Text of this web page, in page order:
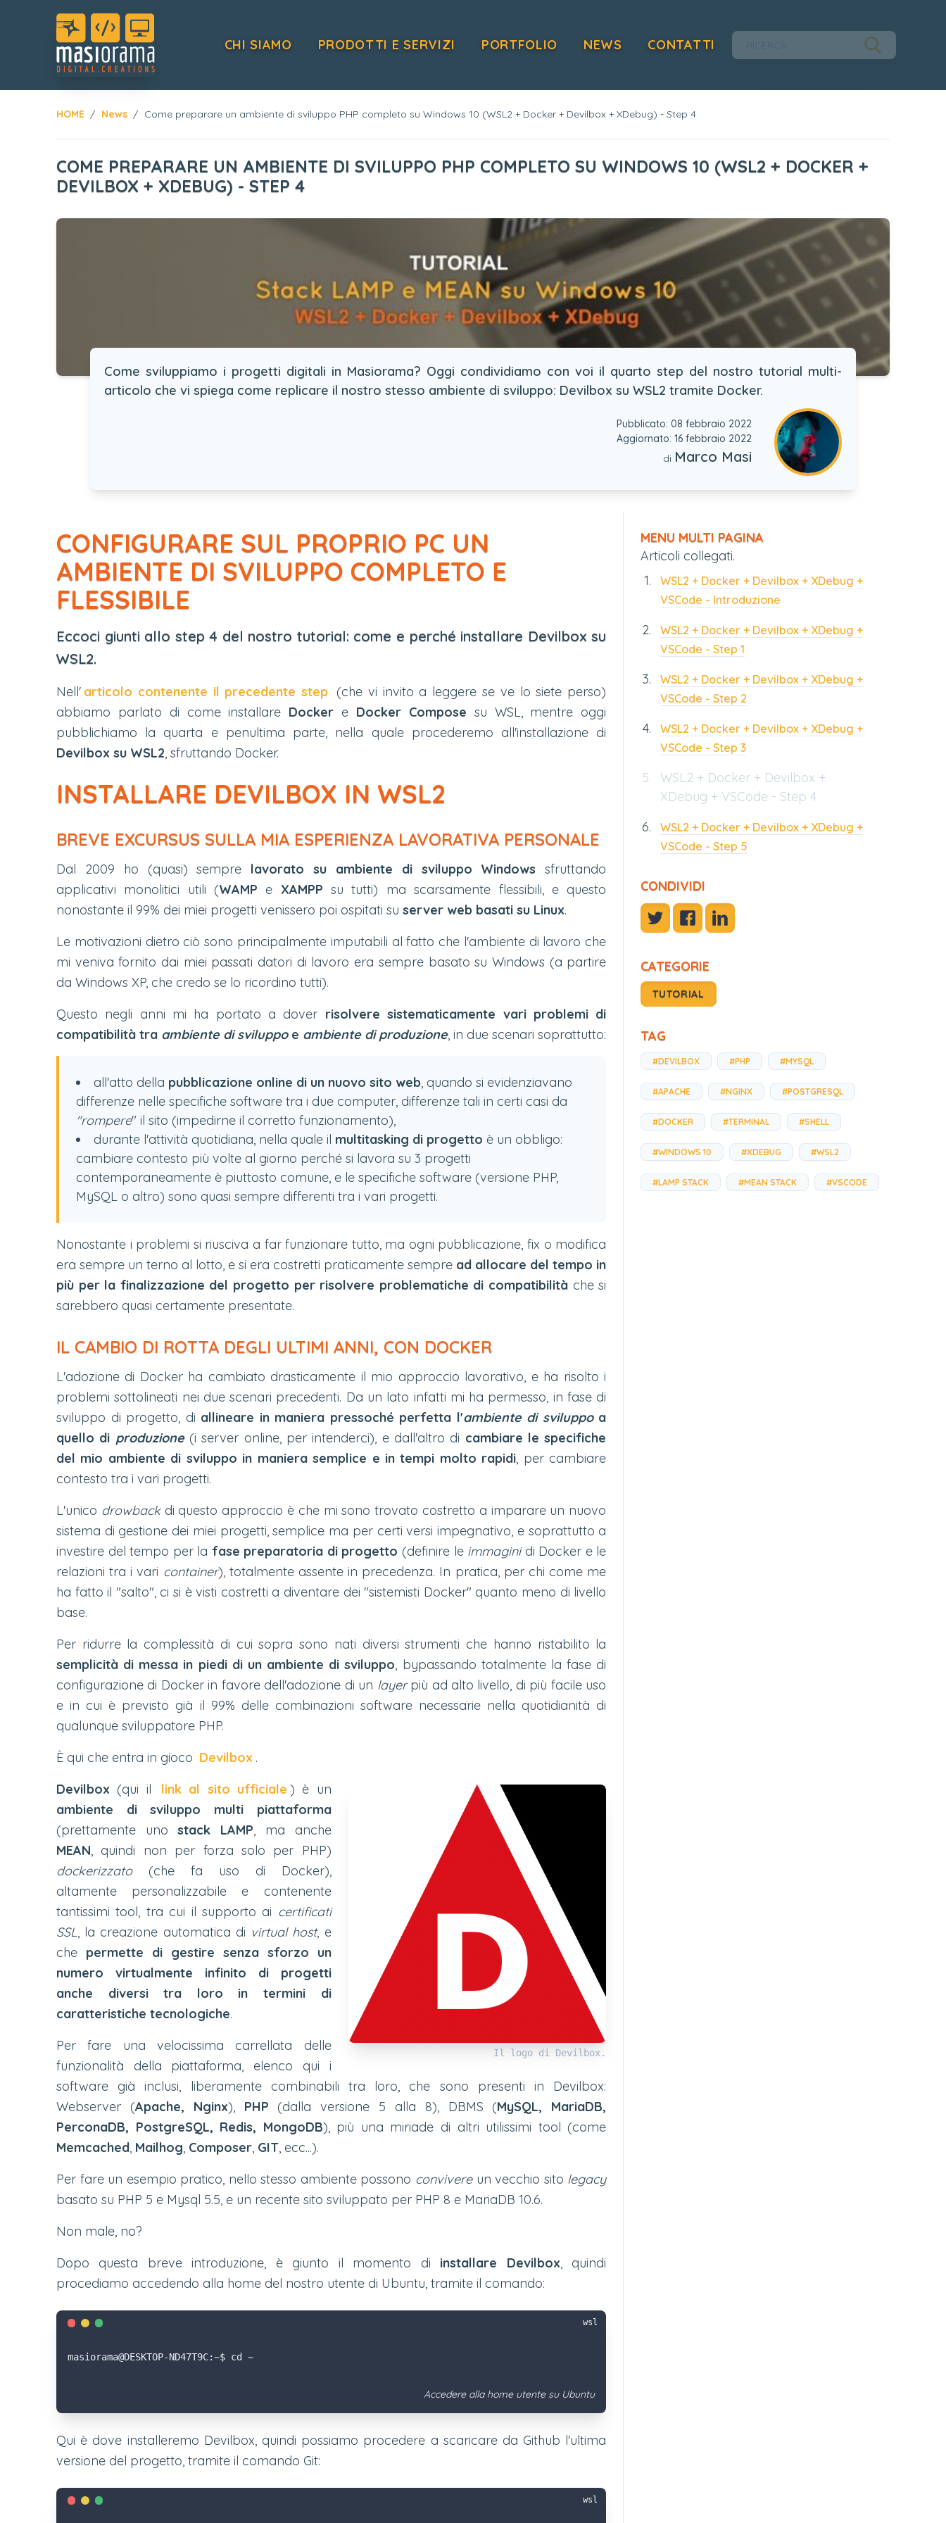
CHI SIAMO PRODOTTI E SERVIZI PORTFOLIO NEWS CONTATTI
HOME News Come preparare un ambiente di sviluppo PHP completo su Windows 10 (WSL2 + Docker + Devilbox + XDebug) - Step 4
COME PREPARARE UN AMBIENTE DI SVILUPPO PHP COMPLETO SU WINDOWS 10 (WSL2 + DOCKER +
DEVILBOX + XDEBUG) - STEP 4
Come sviluppiamo i progetti digitali in Masiorama? Oggi condividiamo con voi il quarto step del nostro tutorial multi-
articolo che vi spiega come replicare il nostro stesso ambiente di sviluppo: Devilbox su WSL2 tramite Docker.
Pubblicato: 08 febbraio 2022
Aggiornato: 16 febbraio 2022
di Marco Masi
CONFIGURARE SUL PROPRIO PC UN
AMBIENTE DI SVILUPPO COMPLETO E
FLESSIBILE
Eccoci giunti allo step 4 del nostro tutorial: come e perché installare Devilbox su
WSL2.
Nell' articolo contenente il precedente step
(che vi invito a leggere se ve lo siete perso)
abbiamo parlato di come installare Docker e Docker Compose su WSL, mentre oggi
pubblichiamo la quarta e penultima parte, nella quale procederemo all'installazione di
Devilbox su WSL2, sfruttando Docker.
INSTALLARE DEVILBOX IN WSL2
BREVE EXCURSUS SULLA MIA ESPERIENZA LAVORATIVA PERSONALE
Dal 2009 ho (quasi) sempre lavorato su ambiente di sviluppo Windows sfruttando
applicativi monolitici utili (WAMP e XAMPP su tutti) ma scarsamente flessibili, e questo
nonostante il 99% dei miei progetti venissero poi ospitati su server web basati su Linux.
Le motivazioni dietro ciò sono principalmente imputabili al fatto che l'ambiente di lavoro che
mi veniva fornito dai miei passati datori di lavoro era sempre basato su Windows (a partire
da Windows XP, che credo se lo ricordino tutti).
Questo negli anni mi ha portato a dover risolvere sistematicamente vari problemi di
compatibilità tra ambiente di sviluppoe ambiente di produzione, in due scenari soprattutto:
all'atto della pubblicazione online di un nuovo sito web, quando si evidenziavano
differenze nelle specifiche software tra i due computer, differenze tali in certi casi da
"rompere" il sito (impedirne il corretto funzionamento),
durante l'attività quotidiana, nella quale il multitasking di progetto è un obbligo:
cambiare contesto più volte al giorno perché si lavora su 3 progetti
contemporaneamente è piuttosto comune, e le specifiche software (versione PHP,
MySQL o altro) sono quasi sempre differenti tra i vari progetti.
Nonostante i problemi si riusciva a far funzionare tutto, ma ogni pubblicazione, fix o modifica
era sempre un terno al lotto, e si era costretti praticamente sempre ad allocare del tempo in
più per la finalizzazione del progetto per risolvere problematiche di compatibilità che si
sarebbero quasi certamente presentate.
IL CAMBIO DI ROTTA DEGLI ULTIMI ANNI, CON DOCKER
L'adozione di Docker ha cambiato drasticamente il mio approccio lavorativo, e ha risolto i
problemi sottolineati nei due scenari precedenti. Da un lato infatti mi ha permesso, in fase di
sviluppo di progetto, di allineare in maniera pressoché perfetta l'ambiente di sviluppoa
quello di produzione (i server online, per intenderci), e dall'altro di cambiare le specifiche
del mio ambiente di sviluppo in maniera semplice e in tempi molto rapidi, per cambiare
contesto tra i vari progetti.
L'unico drowbackdi questo approccio è che mi sono trovato costretto a imparare un nuovo
sistema di gestione dei miei progetti, semplice ma per certi versi impegnativo, e soprattutto a
investire del tempo per la fase preparatoria di progetto (definire le immagini di Docker e le
relazioni tra i vari container), totalmente assente in precedenza. In pratica, per chi come me
ha fatto il "salto", ci si è visti costretti a diventare dei "sistemisti Docker" quanto meno di livello
base.
Per ridurre la complessità di cui sopra sono nati diversi strumenti che hanno ristabilito la
semplicità di messa in piedi di un ambiente di sviluppo, bypassando totalmente la fase di
configurazione di Docker in favore dell'adozione di un layerpiù ad alto livello, di più facile uso
e in cui è previsto già il 99% delle combinazioni software necessarie nella quotidianità di
qualunque sviluppatore PHP.
È qui che entra in gioco Devilbox .
Il logo di Devilbox.
Devilbox (qui il link al sito ufficiale ) è un
ambiente di sviluppo multi piattaforma
(prettamente unostack LAMP, ma anche
MEAN, quindi non per forza solo per PHP)
dockerizzato (che fa uso di Docker),
altamente personalizzabile e contenente
tantissimi tool, tra cui il supporto ai certificati
SSL, la creazione automatica di virtual host, e
che permette di gestire senza sforzo un
numero virtualmente infinito di progetti
anche diversi tra loro in termini di
caratteristiche tecnologiche.
Per fare una velocissima carrellata delle
funzionalità della piattaforma, elenco qui i
software già inclusi, liberamente combinabili tra loro, che sono presenti in Devilbox:
Webserver (Apache, Nginx), PHP (dalla versione 5 alla 8), DBMS (MySQL, MariaDB,
PerconaDB, PostgreSQL, Redis, MongoDB), più una miriade di altri utilissimi tool (come
Memcached, Mailhog, Composer, GIT, ecc...).
Per fare un esempio pratico, nello stesso ambiente possono convivereun vecchio sito legacy
basato su PHP 5 e Mysql 5.5, e un recente sito sviluppato per PHP 8 e MariaDB 10.6.
Non male, no?
Dopo questa breve introduzione, è giunto il momento di installare Devilbox, quindi
procediamo accedendo alla home del nostro utente di Ubuntu, tramite il comando:
wsl
masiorama@DESKTOP-ND47T9C:~$ cd ~
Accedere alla home utente su Ubuntu
Qui è dove installeremo Devilbox, quindi possiamo procedere a scaricare da Github l'ultima
versione del progetto, tramite il comando Git:
wsl
MENU MULTI PAGINA
Articoli collegati.
WSL2 + Docker + Devilbox + XDebug +
VSCode - Introduzione
WSL2 + Docker + Devilbox + XDebug +
VSCode - Step 1
WSL2 + Docker + Devilbox + XDebug +
VSCode - Step 2
WSL2 + Docker + Devilbox + XDebug +
VSCode - Step 3
WSL2 + Docker + Devilbox +
XDebug + VSCode - Step 4
WSL2 + Docker + Devilbox + XDebug +
VSCode - Step 5
CONDIVIDI
CATEGORIE
TUTORIAL
TAG
#DEVILBOX #PHP #MYSQL
#APACHE #NGINX #POSTGRESQL
#DOCKER #TERMINAL #SHELL
#WINDOWS 10 #XDEBUG #WSL2
#LAMP STACK #MEAN STACK #VSCODE